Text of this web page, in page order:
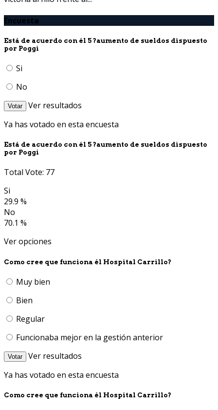
Encuesta
Está de acuerdo con él 5 ?aumento de sueldos dispuesto
por Poggi
Si
No
Votar
Ver resultados
Ya has votado en esta encuesta
Está de acuerdo con él 5 ?aumento de sueldos dispuesto
por Poggi
Total Vote: 77
Si
29.9 %
No
70.1 %
Ver opciones
Como cree que funciona él Hospital Carrillo?
Muy bien
Bien
Regular
Funcionaba mejor en la gestión anterior
Votar
Ver resultados
Ya has votado en esta encuesta
Como cree que funciona él Hospital Carrillo?